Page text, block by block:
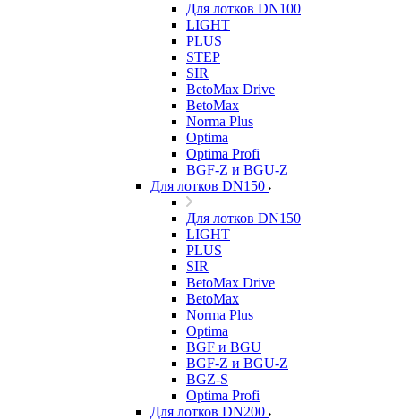
Для лотков DN100
LIGHT
PLUS
STEP
SIR
BetoMax Drive
BetoMax
Norma Plus
Optima
Optima Profi
BGF-Z и BGU-Z
Для лотков DN150
Для лотков DN150
LIGHT
PLUS
SIR
BetoMax Drive
BetoMax
Norma Plus
Optima
BGF и BGU
BGF-Z и BGU-Z
BGZ-S
Optima Profi
Для лотков DN200